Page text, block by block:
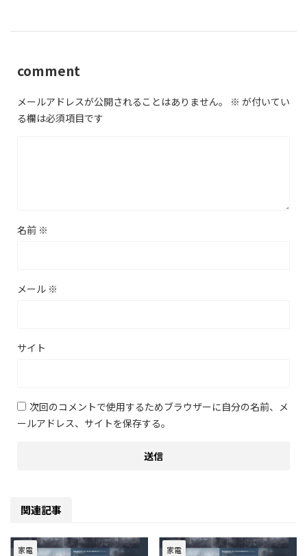
comment
メールアドレスが公開されることはありません。 ※ が付いてい
る欄は必須項目です
名前 ※
メール ※
サイト
次回のコメントで使用するためブラウザーに自分の名前、メ
ールアドレス、サイトを保存する。
関連記事
家電 家電